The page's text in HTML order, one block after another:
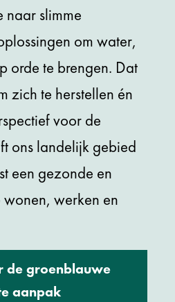
slimme
om water,
orde te brengen. Dat
zich te herstellen én
voor de
ons landelijk gebied
een gezonde en
werken en
de groenblauwe
aanpak